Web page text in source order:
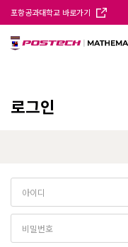
포항공과대학교 바로가기
로그인